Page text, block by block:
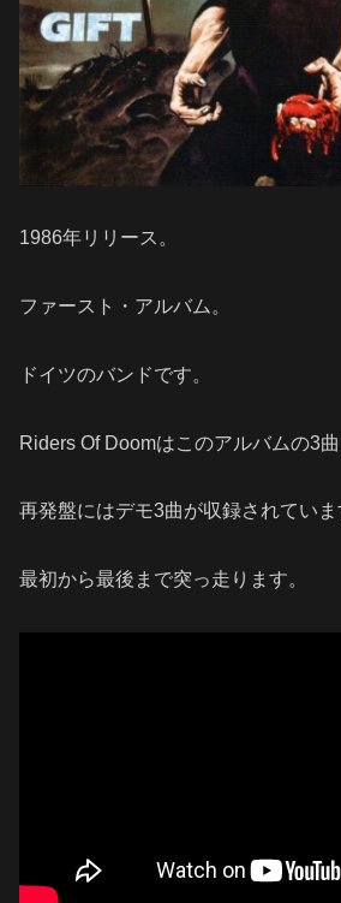
1986年リリース。
ファースト・アルバム。
ドイツのバンドです。
Riders Of Doomはこのアルバムの3曲
再発盤にはデモ3曲が収録されていま
最初から最後まで突っ走ります。